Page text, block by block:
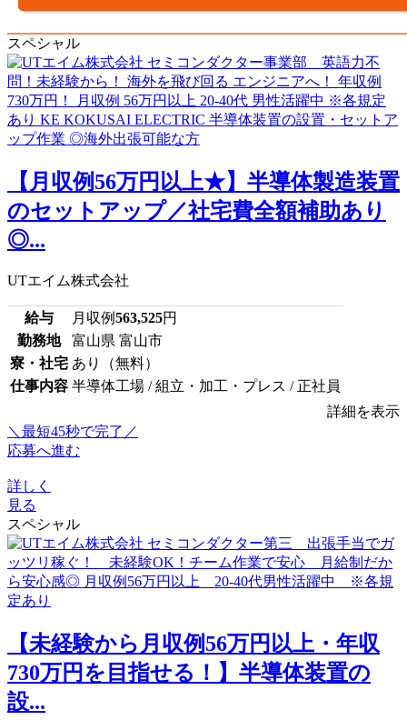
スペシャル
【月収例56万円以上★】半導体製造装置
のセットアップ／社宅費全額補助あり
◎...
UTエイム株式会社
給与 月収例563,525円
勤務地
富山県 富山市
寮・社宅 あり（無料）
仕事内容 半導体工場 / 組立・加工・プレス / 正社員
詳細を表示
＼最短45秒で完了／
応募へ進む
詳しく
見る
スペシャル
【未経験から月収例56万円以上・年収
730万円を目指せる！】半導体装置の
設...